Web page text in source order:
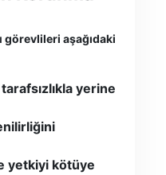
görevlileri aşağıdaki
yerine
yetkiyi kötüye